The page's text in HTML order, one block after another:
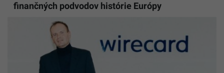
finančných podvodov histórie Európy